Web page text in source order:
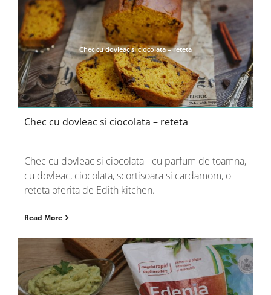
Chec cu dovleac si ciocolata – reteta
Chec cu dovleac si ciocolata – reteta
Chec cu dovleac si ciocolata - cu parfum de toamna,
cu dovleac, ciocolata, scortisoara si cardamom, o
reteta oferita de Edith kitchen.
Read More